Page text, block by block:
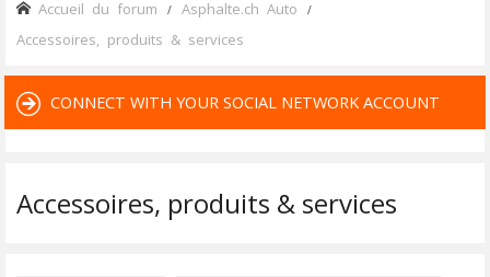
Accueil du forum Asphalte.ch Auto
Accessoires, produits & services
CONNECT WITH YOUR SOCIAL NETWORK ACCOUNT
Accessoires, produits & services